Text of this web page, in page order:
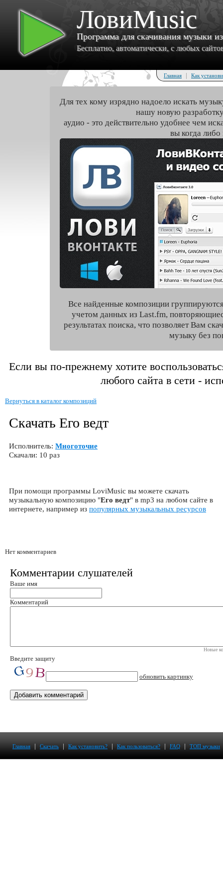
ЛовиMusic
Программа для скачивания музыки
Бесплатно, автоматически, с любых
Главная | Как
Для тех кому изрядно надоело искать
нашу новую
аудио - это действительно удобнее чем
вы когда либо
Все найденные композиции
учетом данных из Last.fm,
результатах поиска, что позволяет Вам
музыку без
Если вы по-прежнему хотите
любого сайта в сети -
Вернуться в каталог композиций
Скачать Его ведт
Исполнитель: Многоточие
Скачали: 10 раз
При помощи программы LoviMusic вы можете скачать
музыкальную композицию "Его ведт" в mp3 на любом сайте в
интернете, например из популярных музыкальных ресурсов
Нет комментариев
Комментарии слушателей
Ваше имя
Комментарий
Новые
Введите защиту
обновить картинку
Главная | Скачать | Как установить? | Как пользоваться? | FAQ | ТОП музыки